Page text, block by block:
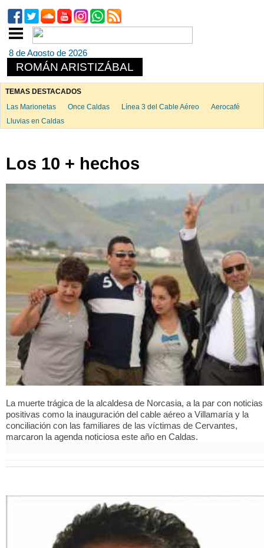
8 de Agosto de 2026
ROMÁN ARISTIZÁBAL
TEMAS DESTACADOS
Las Marionetas
Once Caldas Línea 3 del Cable Aéreo
Aerocafé
Lluvias en Caldas
Los 10 + hechos
La muerte trágica de la alcaldesa de Norcasia, a la par con noticias
positivas como la inauguración del cable aéreo a Villamaría y la
conciliación con las familiares de las víctimas de Cervantes,
marcaron la agenda noticiosa este año en Caldas.